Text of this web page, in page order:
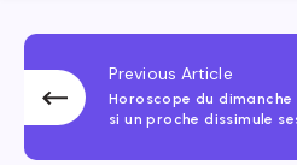
Previous Article
Horoscope du dimanche
si un proche dissimule